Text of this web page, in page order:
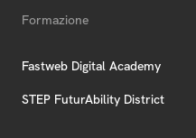
Formazione
Fastweb Digital Academy
STEP FuturAbility District